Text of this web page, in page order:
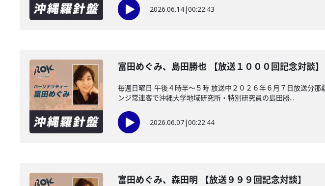
2026.06.14|00:22:43
富田めぐみ、島田勝也 【放送１０００回記念対談】
毎週日曜日 午後４時半～５時 放送中２０２６年６月７日放送分
ンジ常連客で沖縄大学地域研究所・特別研究員の島田勝...
2026.06.07|00:22:44
富田めぐみ、森田明 【放送９９９回記念対談】